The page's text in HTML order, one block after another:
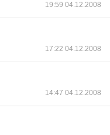
19:59 04.12.2008
17:22 04.12.2008
14:47 04.12.2008